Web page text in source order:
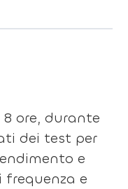
ore, durante
dei test per
e
e